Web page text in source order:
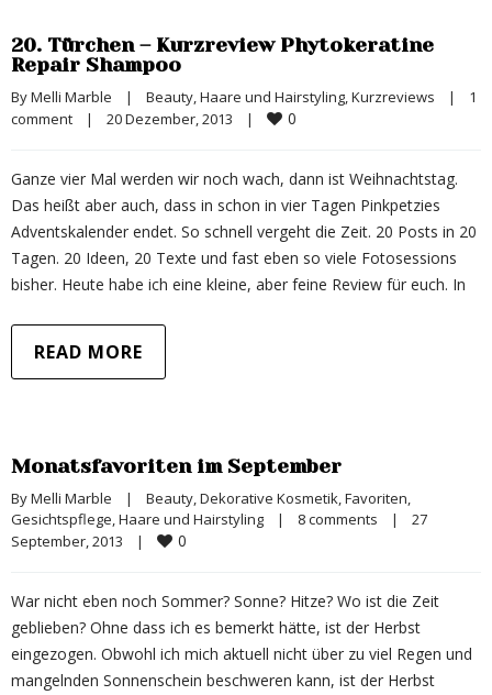
20. Türchen – Kurzreview Phytokeratine
Repair Shampoo
By Melli Marble | Beauty, Haare und Hairstyling, Kurzreviews |
1
comment
| 20 Dezember, 2013 | 0
Ganze vier Mal werden wir noch wach, dann ist Weihnachtstag.
Das heißt aber auch, dass in schon in vier Tagen Pinkpetzies
Adventskalender endet. So schnell vergeht die Zeit. 20 Posts in 20
Tagen. 20 Ideen, 20 Texte und fast eben so viele Fotosessions
bisher. Heute habe ich eine kleine, aber feine Review für euch. In
READ MORE
Monatsfavoriten im September
By Melli Marble | Beauty, Dekorative Kosmetik, Favoriten
Gesichtspflege, Haare und Hairstyling | 8 comments |
27
September, 2013
| 0
War nicht eben noch Sommer? Sonne? Hitze? Wo ist die Zeit
geblieben? Ohne dass ich es bemerkt hätte, ist der Herbst
eingezogen. Obwohl ich mich aktuell nicht über zu viel Regen und
mangelnden Sonnenschein beschweren kann, ist der Herbst